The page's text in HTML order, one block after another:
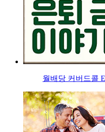
월배당 커버드콜